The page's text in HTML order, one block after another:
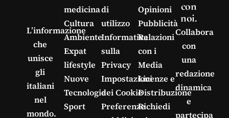
L’informazione
che
unisce
gli
italiani
nel
mondo.
medicina
Cultura
Ambiente
Expat
lifestyle
Nuove
Tecnologie
Sport
di
utilizzo
Informativa
sulla
Privacy
Impostazioni
dei Cookie
Preferenze
Opinioni
Pubblicità
Relazioni
con i
Media
Licenze e
Distribuzione
Richiedi
con
noi.
Collabora
con
una
redazione
dinamica
e
partecipa